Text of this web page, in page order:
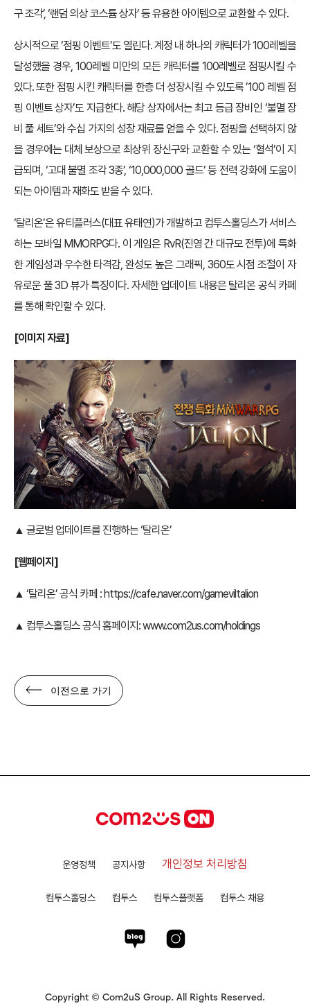
구 조각’, ‘랜덤 의상 코스튬 상자’ 등 유용한 아이템으로 교환할 수 있다.
상시적으로 ‘점핑 이벤트’도 열린다. 계정 내 하나의 캐릭터가 100레벨을
달성했을 경우, 100레벨 미만의 모든 캐릭터를 100레벨로 점핑시킬 수
있다. 또한 점핑 시킨 캐릭터를 한층 더 성장시킬 수 있도록 ’100 레벨 점
핑 이벤트 상자’도 지급한다. 해당 상자에서는 최고 등급 장비인 ‘불멸 장
비 풀 세트’와 수십 가지의 성장 재료를 얻을 수 있다. 점핑을 선택하지 않
을 경우에는 대체 보상으로 최상위 장신구와 교환할 수 있는 ‘혈석’이 지
급되며, ‘고대 불멸 조각 3종’, ‘10,000,000 골드’ 등 전력 강화에 도움이
되는 아이템과 재화도 받을 수 있다.
‘탈리온’은 유티플러스(대표 유태연)가 개발하고 컴투스홀딩스가 서비스
하는 모바일 MMORPG다. 이 게임은 RvR(진영 간 대규모 전투)에 특화
한 게임성과 우수한 타격감, 완성도 높은 그래픽, 360도 시점 조절이 자
유로운 풀 3D 뷰가 특징이다. 자세한 업데이트 내용은 탈리온 공식 카페
를 통해 확인할 수 있다.
[이미지 자료]
▲ 글로벌 업데이트를 진행하는 ‘탈리온’
[웹페이지]
▲ ‘탈리온’ 공식 카페 :https://cafe.naver.com/gameviltalion
▲ 컴투스홀딩스 공식 홈페이지:www.com2us.com/holdings
이전으로 가기
운영정책 공지사항 개인정보 처리방침
컴투스홀딩스 컴투스 컴투스플랫폼 컴투스 채용
Copyright © Com2uS Group. All Rights Reserved.